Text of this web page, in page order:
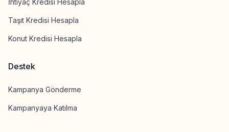
İhtiyaç Kredisi Hesapla
Taşıt Kredisi Hesapla
Konut Kredisi Hesapla
Destek
Kampanya Gönderme
Kampanyaya Katılma